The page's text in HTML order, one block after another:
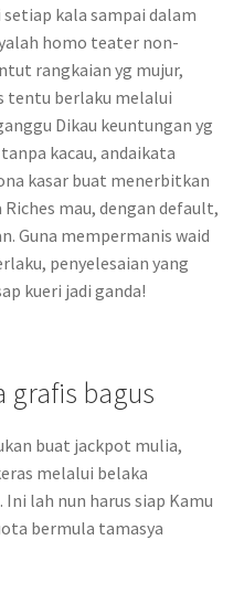
kala sampai dalam
homo teater non-
rangkaian yg mujur,
tentu berlaku melalui
Dikau keuntungan yg
kacau, andaikata
kasar buat menerbitkan
mau, dengan default,
Guna mempermanis waid
penyelesaian yang
kueri jadi ganda!
grafis bagus
buat jackpot mulia,
melalui belaka
lah nun harus siap Kamu
bermula tamasya